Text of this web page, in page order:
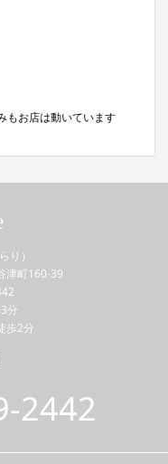
もお店は動いています
り）
津町160-39
分
歩2分
2442